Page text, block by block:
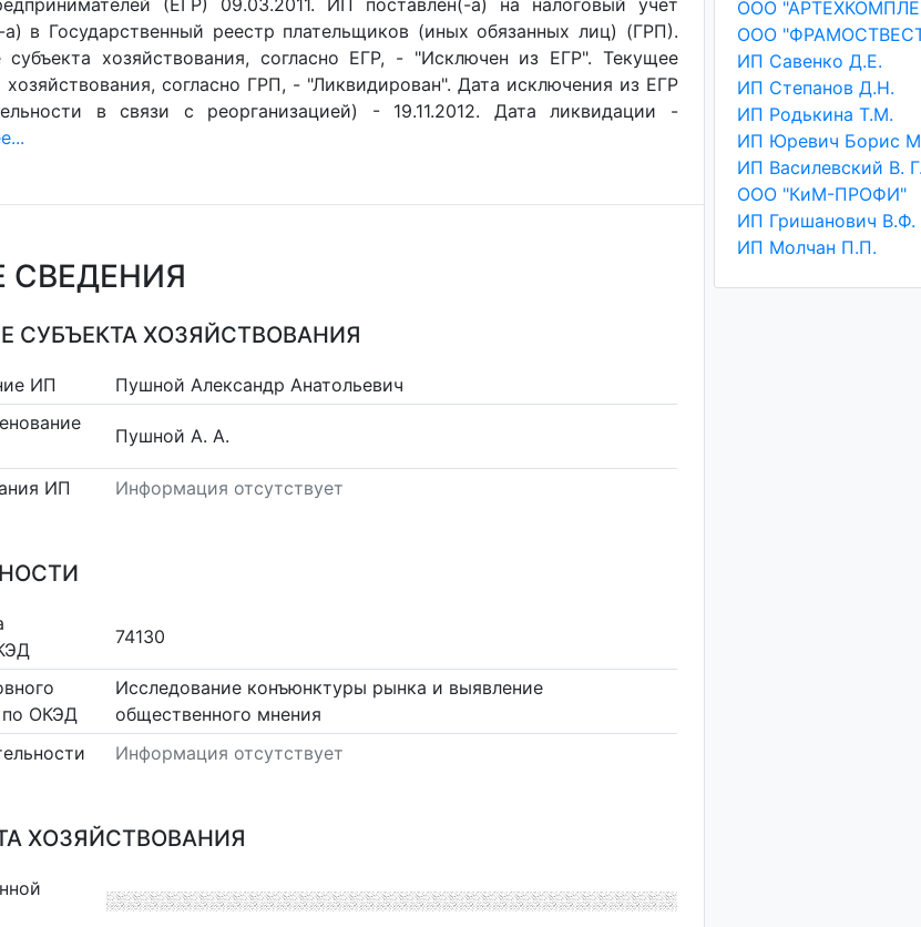
(ЕГР) 09.03.2011. ИП поставлен(-a) на налоговый учет
a) в Государственный реестр плательщиков (иных обязанных лиц) (ГРП).
субъекта хозяйствования, согласно ЕГР, - "Исключен из ЕГР". Текущее
хозяйствования, согласно ГРП, - "Ликвидирован". Дата исключения из ЕГР
в связи с реорганизацией) - 19.11.2012. Дата ликвидации -
СУБЪЕКТА ХОЗЯЙСТВОВАНИЯ
ИП
Пушной Александр Анатольевич
Пушной А. А.
ИП Информация отсутствует
74130
по ОКЭД
Исследование конъюнктуры рынка и выявление
общественного мнения
Информация отсутствует
ХОЗЯЙСТВОВАНИЯ
ООО
ООО
ИП Савенко Д.Е.
ИП Степанов Д.Н.
ИП Родькина Т.М.
ИП Василевский В.
ООО "КиМ-ПРОФИ"
ИП Гришанович В.Ф.
ИП Молчан П.П.